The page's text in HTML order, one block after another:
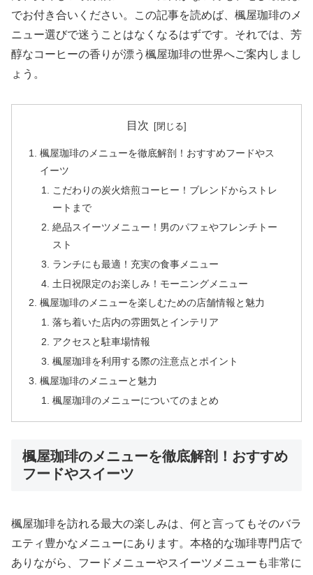
でお付き合いください。この記事を読めば、楓屋珈琲のメ
ニュー選びで迷うことはなくなるはずです。それでは、芳
醇なコーヒーの香りが漂う楓屋珈琲の世界へご案内しまし
ょう。
目次
楓屋珈琲のメニューを徹底解剖！おすすめフードやス
イーツ
こだわりの炭火焙煎コーヒー！ブレンドからストレ
ートまで
絶品スイーツメニュー！男のパフェやフレンチトー
スト
ランチにも最適！充実の食事メニュー
土日祝限定のお楽しみ！モーニングメニュー
楓屋珈琲のメニューを楽しむための店舗情報と魅力
落ち着いた店内の雰囲気とインテリア
アクセスと駐車場情報
楓屋珈琲を利用する際の注意点とポイント
楓屋珈琲のメニューと魅力
楓屋珈琲のメニューについてのまとめ
楓屋珈琲のメニューを徹底解剖！おすすめ
フードやスイーツ
楓屋珈琲を訪れる最大の楽しみは、何と言ってもそのバラ
エティ豊かなメニューにあります。本格的な珈琲専門店で
ありながら、フードメニューやスイーツメニューも非常に